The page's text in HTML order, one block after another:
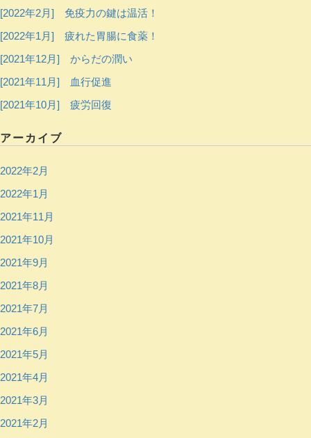
[2022年2月] 免疫力の鍵は温活！
[2022年1月] 疲れた胃腸に食薬！
[2021年12月] からだの潤い
[2021年11月] 血行促進
[2021年10月] 疲労回復
アーカイブ
2022年2月
2022年1月
2021年11月
2021年10月
2021年9月
2021年8月
2021年7月
2021年6月
2021年5月
2021年4月
2021年3月
2021年2月